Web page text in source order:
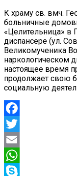
К храму св. вмч.
больничные
«Целительница» в
диспансере (ул.
Великомученика
наркологическом
настоящее время
продолжает свою
социальную
Facebook
Twitter
Email
WhatsApp